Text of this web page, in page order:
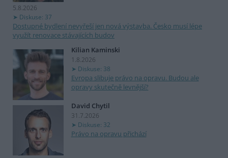
5.8.2026
Diskuse: 37
Dostupné bydlení nevyřeší jen nová výstavba. Česko musí lépe
využít renovace stávajících budov
Kilian Kaminski
1.8.2026
Diskuse: 38
Evropa slibuje právo na opravu. Budou ale
opravy skutečně levnější?
David Chytil
31.7.2026
Diskuse: 32
Právo na opravu přichází